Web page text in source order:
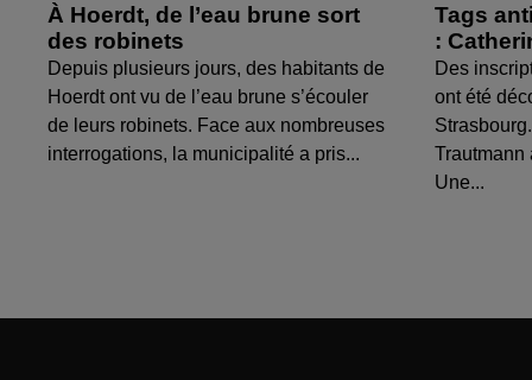
À Hoerdt, de l’eau brune sort
des robinets
Depuis plusieurs jours, des habitants de
Hoerdt ont vu de l’eau brune s’écouler
de leurs robinets. Face aux nombreuses
interrogations, la municipalité a pris...
Tags
:
Des
ont été
Trautmann
Une...